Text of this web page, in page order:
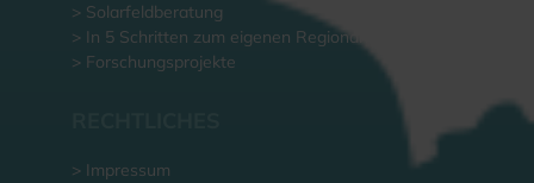
> Solarfeldberatung
> In 5 Schritten zum eigenen Regionalwerk
> Forschungsprojekte
> Impressum